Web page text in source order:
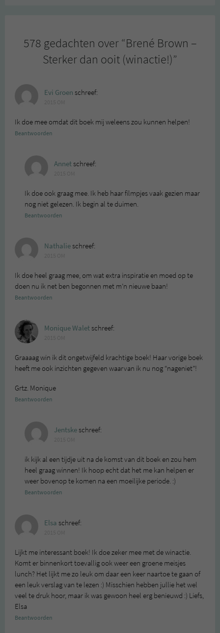
578 gedachten over “Brené Brown –
Sterker dan ooit (winactie!)”
Evi Groen schreef:
Ik doe mee omdat dit boek mij weleens zou kunnen helpen!
Beantwoorden
Annetschreef:
Ik doe ook graag mee. Ik heb haar filmpjes vaak gezien maar
nog niet gelezen. Ik begin al te duimen.
Beantwoorden
Nathalieschreef:
Ik doe heel graag mee, om wat extra inspiratie en moed op te
doen nu ik net ben begonnen met m’n nieuwe baan!
Beantwoorden
Monique Waletschreef:
Graaaag win ik dit ongetwijfeld krachtige boek! Haar vorige boek
heeft me ook inzichten gegeven waarvan ik nu nog “nageniet”!
Grtz. Monique
Beantwoorden
Jentskeschreef:
ik kijk al een tijdje uit na de komst van dit boek en zou hem
heel graag winnen! Ik hoop echt dat het me kan helpen er
weer bovenop te komen na een moeilijke periode. :)
Beantwoorden
Elsa schreef:
Lijkt me interessant boek! Ik doe zeker mee met de winactie.
Komt er binnenkort toevallig ook weer een groene meisjes
lunch? Het lijkt me zo leuk om daar een keer naartoe te gaan of
een leuk verslag van te lezen :) Misschien hebben jullie het wel
veel te druk hoor, maar ik was gewoon heel erg benieuwd :) Liefs,
Elsa
Beantwoorden